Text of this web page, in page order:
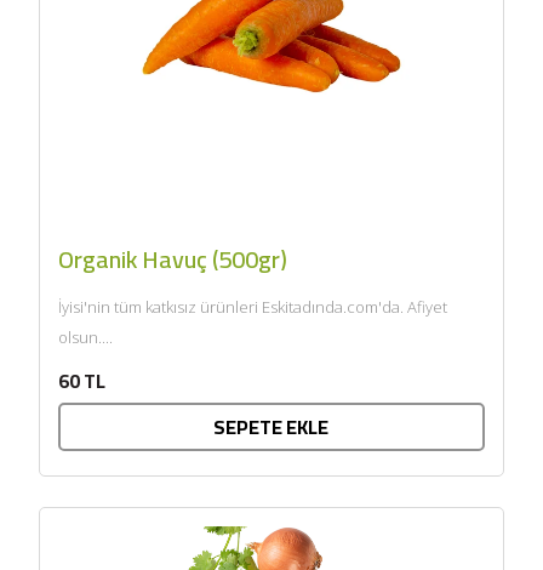
Organik Havuç (500gr)
İyisi'nin tüm katkısız ürünleri Eskitadında.com'da. Afiyet
olsun....
60 TL
SEPETE EKLE